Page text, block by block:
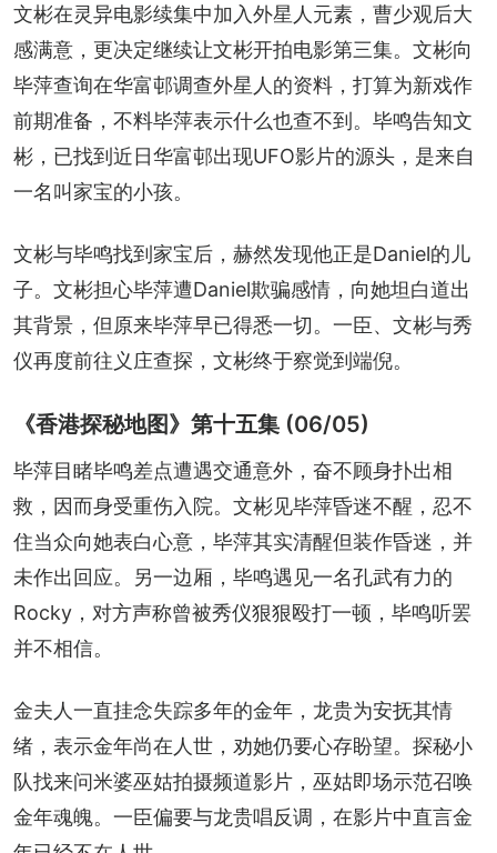
文彬在灵异电影续集中加入外星人元素，曹少观后大
感满意，更决定继续让文彬开拍电影第三集。文彬向
毕萍查询在华富邨调查外星人的资料，打算为新戏作
前期准备，不料毕萍表示什么也查不到。毕鸣告知文
彬，已找到近日华富邨出现UFO影片的源头，是来自
一名叫家宝的小孩。
文彬与毕鸣找到家宝后，赫然发现他正是Daniel的儿
子。文彬担心毕萍遭Daniel欺骗感情，向她坦白道出
其背景，但原来毕萍早已得悉一切。一臣、文彬与秀
仪再度前往义庄查探，文彬终于察觉到端倪。
《香港探秘地图》第十五集 (06/05)
毕萍目睹毕鸣差点遭遇交通意外，奋不顾身扑出相
救，因而身受重伤入院。文彬见毕萍昏迷不醒，忍不
住当众向她表白心意，毕萍其实清醒但装作昏迷，并
未作出回应。另一边厢，毕鸣遇见一名孔武有力的
Rocky，对方声称曾被秀仪狠狠殴打一顿，毕鸣听罢
并不相信。
金夫人一直挂念失踪多年的金年，龙贵为安抚其情
绪，表示金年尚在人世，劝她仍要心存盼望。探秘小
队找来问米婆巫姑拍摄频道影片，巫姑即场示范召唤
金年魂魄。一臣偏要与龙贵唱反调，在影片中直言金